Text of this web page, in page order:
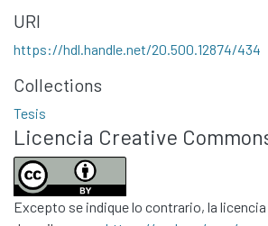
Statistics
Contacto
Políticas
URI
https://hdl.handle.net/20.500.12874/434
Collections
Tesis
Licencia Creative
Excepto se indique lo contrario, la